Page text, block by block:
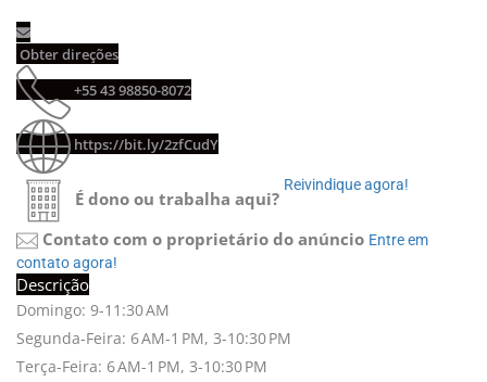
Obter direções
+55 43 98850-8072
https://bit.ly/2zfCudY
É dono ou trabalha aqui?
Reivindique agora!
Contato com o proprietário do anúncio Entre em
contato agora!
Descrição
Domingo: 9-11:30 AM
Segunda-Feira: 6 AM-1 PM, 3-10:30 PM
Terça-Feira: 6 AM-1 PM, 3-10:30 PM